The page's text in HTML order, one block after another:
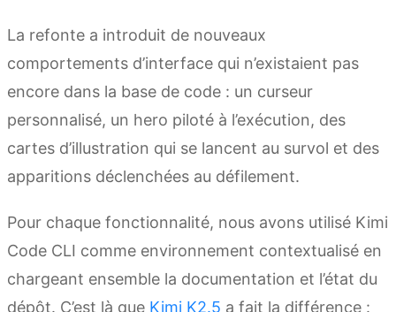
La refonte a introduit de nouveaux
comportements d’interface qui n’existaient pas
encore dans la base de code : un curseur
personnalisé, un hero piloté à l’exécution, des
cartes d’illustration qui se lancent au survol et des
apparitions déclenchées au défilement.
Pour chaque fonctionnalité, nous avons utilisé Kimi
Code CLI comme environnement contextualisé en
chargeant ensemble la documentation et l’état du
dépôt. C’est là que Kimi K2.5 a fait la différence :